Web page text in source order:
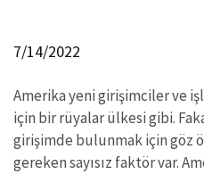
7/14/2022
Amerika yeni girişimciler ve
için bir rüyalar ülkesi gibi.
girişimde bulunmak için göz
gereken sayısız faktör var.